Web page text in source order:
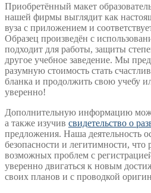
Приобретённый макет
нашей фирмы выглядит как
вуза с приложением и
Образец произведён с
подходит для работы, защиты
другое учебное заведение. Мы
разумную стоимость стать
бланка и продолжить свою учебу
уверенно!
Дополнительную информацию
а также изучив свидетельство о
предложения. Наша деятельность
безопасности и легитимности, что
возможных проблем с
уверенно двигаться к новым
своих планов и с проводкой